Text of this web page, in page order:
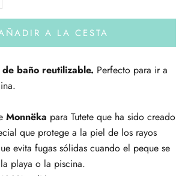
A LA CESTA
baño reutilizable. Perfecto para ir a
Monnëka para Tutete que ha sido creado
que protege a la piel de los rayos
evita fugas sólidas cuando el peque se
playa o la piscina.